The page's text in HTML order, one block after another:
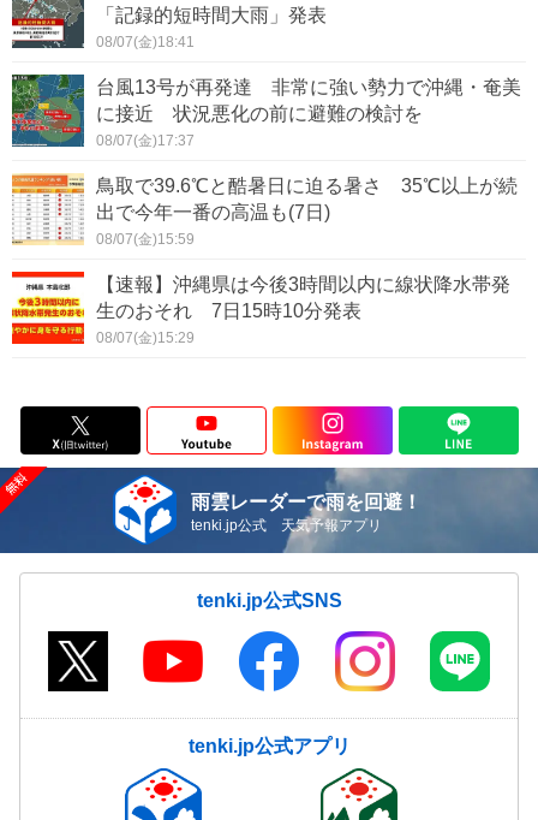
「記録的短時間大雨」発表
08/07(金)18:41
台風13号が再発達 非常に強い勢力で沖縄・奄美
に接近 状況悪化の前に避難の検討を
08/07(金)17:37
鳥取で39.6℃と酷暑日に迫る暑さ 35℃以上が続
出で今年一番の高温も(7日)
08/07(金)15:59
【速報】沖縄県は今後3時間以内に線状降水帯発
生のおそれ 7日15時10分発表
08/07(金)15:29
雨雲レーダーで雨を回避！
tenki.jp公式 天気予報アプリ
tenki.jp公式SNS
tenki.jp公式アプリ